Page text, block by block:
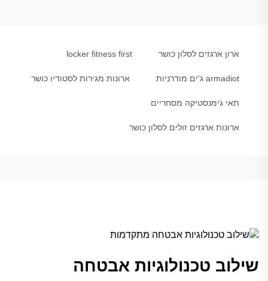
ארון ארגזים לסלון כושר locker fitness first
armadiot ג'ים מודרניות ארונות מגירות לסטודיו כושר
תאי גימנסטיקה מסחריים
ארונות ארגזים זולים לסלון כושר
שילוב טכנולוגיות אבטחה